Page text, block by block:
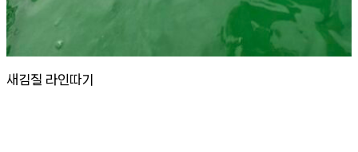
새김질 라인따기